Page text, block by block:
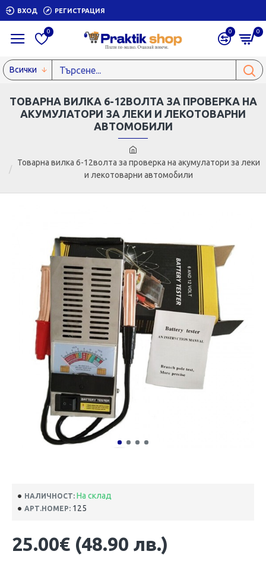
ВХОД РЕГИСТРАЦИЯ
0 0 0
Всички
Товарна вилка 6-12волта за проверка на акумулатори за леки
и лекотоварни автомобили
ТОВАРНА ВИЛКА 6-12ВОЛТА ЗА ПРОВЕРКА НА
АКУМУЛАТОРИ ЗА ЛЕКИ И ЛЕКОТОВАРНИ
АВТОМОБИЛИ
НАЛИЧНОСТ: На склад
АРТ.НОМЕР: 125
25.00€ (48.90 лв.)